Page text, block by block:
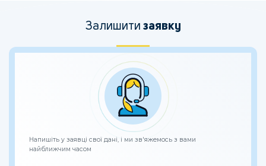
Залишити заявку
Напишіть у заявці свої дані, і ми зв'яжемось з вами
найближчим часом